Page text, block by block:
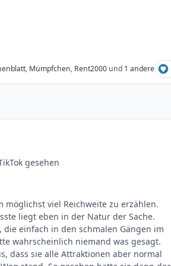
, Mümpfchen, Rent2000und 1 andere
gesehen
viel Reichweite zu erzählen.
liegt eben in der Natur der Sache.
einfach in den schmalen Gängen im
wahrscheinlich niemand was gesagt.
dass sie alle Attraktionen aber normal